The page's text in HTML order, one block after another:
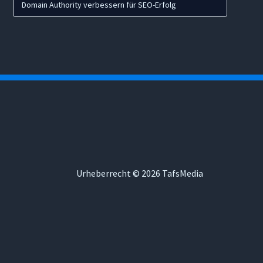
Domain Authority verbessern für SEO-Erfolg
Urheberrecht © 2026 TafsMedia